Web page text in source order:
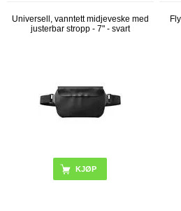
Universell, vanntett midjeveske med
justerbar stropp - 7" - svart